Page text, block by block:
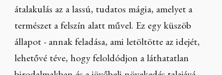
átalakulás az a lassú, tudatos mágia, amelyet a
természet a felszín alatt művel. Ez egy küszöb
állapot - annak feladása, ami letöltötte az idejét,
lehetővé téve, hogy feloldódjon a láthatatlan